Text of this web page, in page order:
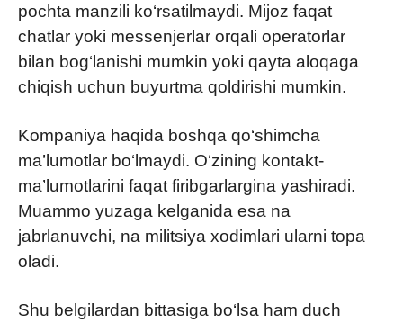
pochta manzili ko‘rsatilmaydi. Mijoz faqat
chatlar yoki messenjerlar orqali operatorlar
bilan bog‘lanishi mumkin yoki qayta aloqaga
chiqish uchun buyurtma qoldirishi mumkin.
Kompaniya haqida boshqa qo‘shimcha
ma’lumotlar bo‘lmaydi. O‘zining kontakt-
ma’lumotlarini faqat firibgarlargina yashiradi.
Muammo yuzaga kelganida esa na
jabrlanuvchi, na militsiya xodimlari ularni topa
oladi.
Shu belgilardan bittasiga bo‘lsa ham duch